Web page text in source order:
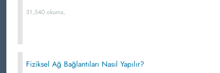
31,540 okuma,
Fiziksel Ağ Bağlantıları Nasıl Yapılır?